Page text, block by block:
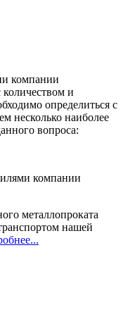
компании
и
определиться с
несколько наиболее
вопроса:
компании
металлопроката
нашей